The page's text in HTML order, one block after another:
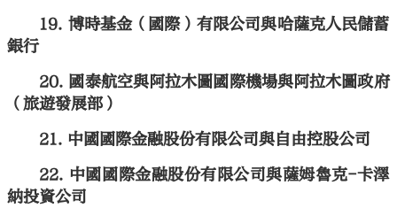
博時基金（國際）有限公司與哈薩克人民儲蓄
銀行
國泰航空與阿拉木圖國際機場與阿拉木圖政府
（旅遊發展部）
中國國際金融股份有限公司與自由控股公司
中國國際金融股份有限公司與薩姆魯克-卡澤
納投資公司